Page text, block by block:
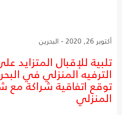
أكتوبر 26, 2020 - البحرين
تلبية للإقبال
توقع اتفاقية شراكة مع
المنزلي